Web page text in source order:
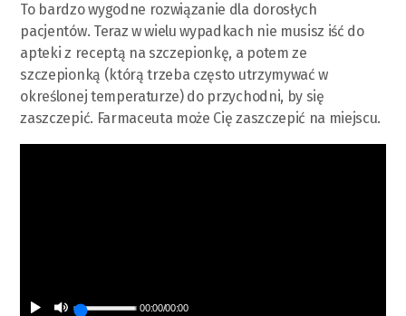
To bardzo wygodne rozwiązanie dla dorosłych
pacjentów. Teraz w wielu wypadkach nie musisz iść do
apteki z receptą na szczepionkę, a potem ze
szczepionką (którą trzeba często utrzymywać w
określonej temperaturze) do przychodni, by się
zaszczepić. Farmaceuta może Cię zaszczepić na miejscu.
00:00/00:00